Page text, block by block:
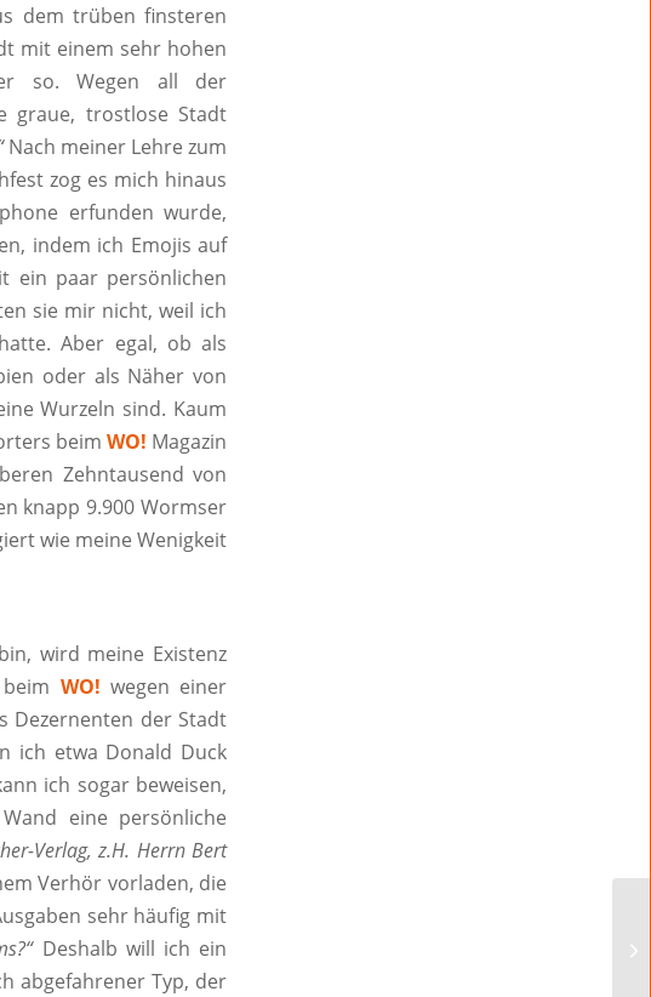
dem trüben finsteren
mit einem sehr hohen
so. Wegen all der
graue, trostlose Stadt
Nach meiner Lehre zum
zog es mich hinaus
erfunden wurde,
indem ich Emojis auf
ein paar persönlichen
sie mir nicht, weil ich
Aber egal, ob als
oder als Näher von
Wurzeln sind. Kaum
beim WO! Magazin
Zehntausend von
knapp 9.900 Wormser
wie meine Wenigkeit
wird meine Existenz
WO! wegen einer
Dezernenten der Stadt
ich etwa Donald Duck
ich sogar beweisen,
eine persönliche
Verlag, z.H. Herrn Bert
Verhör vorladen, die
sehr häufig mit
Deshalb will ich ein
abgefahrener Typ, der